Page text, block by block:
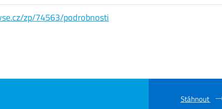
zp/74563/podrobnosti
Stáhnout